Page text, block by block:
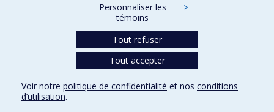
Personnaliser les
témoins
>
Tout refuser
Tout accepter
Voir notre politique de confidentialité et nos conditions
d’utilisation.